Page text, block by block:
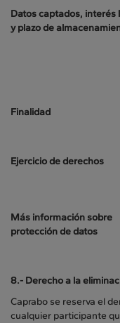
Datos captados, interés
y plazo de
Finalidad
Ejercicio de derechos
Más información sobre
protección de datos
8.- Derecho a la
Caprabo se reserva el
cualquier participante